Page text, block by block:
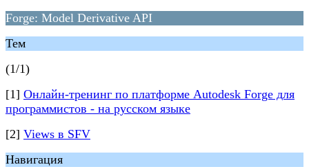
Forge: Model Derivative API
Тем
(1/1)
[1] Онлайн-тренинг по платформе Autodesk Forge для
программистов - на русском языке
[2] Views в SFV
Навигация